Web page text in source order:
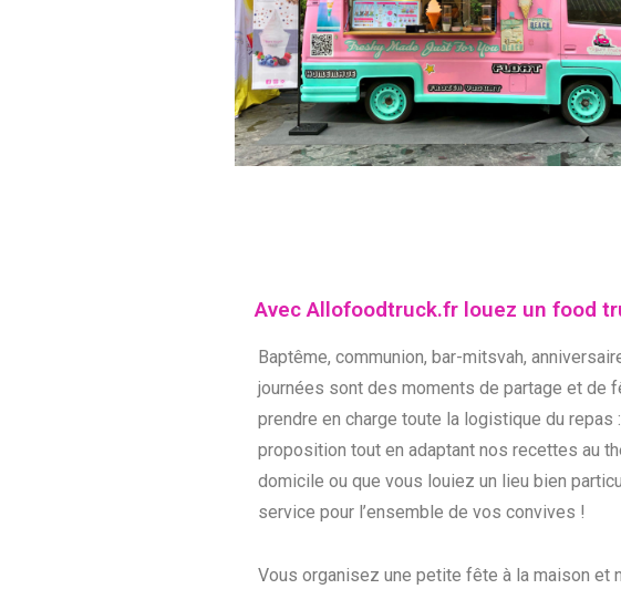
Avec Allofoodtruck.fr louez un food
Baptême, communion, bar-mitsvah,
journées sont des moments de partage et de
prendre en charge toute la logistique du
proposition tout en adaptant nos recettes au
domicile ou que vous louiez un lieu bien
service pour l’ensemble de vos convives !
Vous organisez une petite fête à la maison et